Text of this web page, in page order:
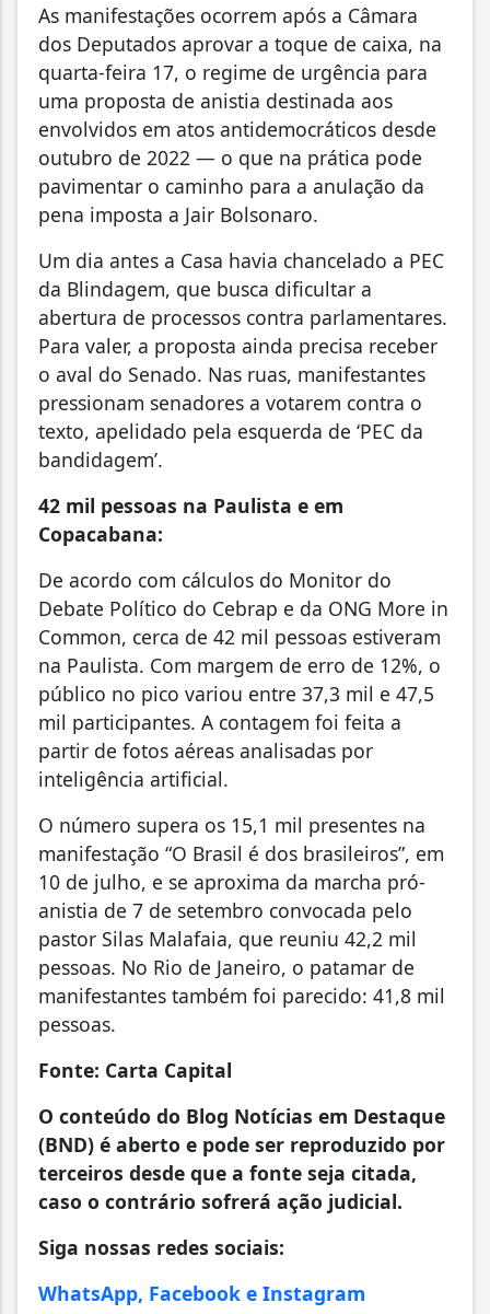
As manifestações ocorrem após a Câmara
dos Deputados aprovar a toque de caixa, na
quarta-feira 17, o regime de urgência para
uma proposta de anistia destinada aos
envolvidos em atos antidemocráticos desde
outubro de 2022 — o que na prática pode
pavimentar o caminho para a anulação da
pena imposta a Jair Bolsonaro.
Um dia antes a Casa havia chancelado a PEC
da Blindagem, que busca dificultar a
abertura de processos contra parlamentares.
Para valer, a proposta ainda precisa receber
o aval do Senado. Nas ruas, manifestantes
pressionam senadores a votarem contra o
texto, apelidado pela esquerda de ‘PEC da
bandidagem’.
42 mil pessoas na Paulista e em
Copacabana:
De acordo com cálculos do Monitor do
Debate Político do Cebrap e da ONG More in
Common, cerca de 42 mil pessoas estiveram
na Paulista. Com margem de erro de 12%, o
público no pico variou entre 37,3 mil e 47,5
mil participantes. A contagem foi feita a
partir de fotos aéreas analisadas por
inteligência artificial.
O número supera os 15,1 mil presentes na
manifestação “O Brasil é dos brasileiros”, em
10 de julho, e se aproxima da marcha pró-
anistia de 7 de setembro convocada pelo
pastor Silas Malafaia, que reuniu 42,2 mil
pessoas. No Rio de Janeiro, o patamar de
manifestantes também foi parecido: 41,8 mil
pessoas.
Fonte: Carta Capital
O conteúdo do Blog Notícias em Destaque
(BND) é aberto e pode ser reproduzido por
terceiros desde que a fonte seja citada,
caso o contrário sofrerá ação judicial.
Siga nossas redes sociais:
WhatsApp, Facebook e Instagram